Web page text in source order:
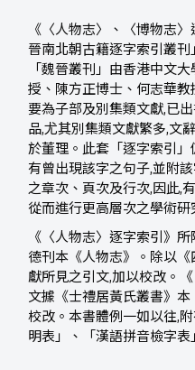
《〈人物志〉、〈博物志
晉南北朝古籍逐字索引叢刊
「魏晉叢刊」由香港中文
授、陳方正博士、何志華
要為子部及別集類文獻,已
品,尤其別集類文獻繁多,文
於董理。此套「逐字索引
有曾出現該字之句子,並附
之章次、頁次及行次,因此,
從而進行更高層次之學術研
《〈人物志〉逐字索引》
德刊本《人物志》。除以
獻所見之引文,加以校改。
文據《士禮居黃氏叢書》
校改。本書體例一如以往,
明表」、「漢語拼音檢字表